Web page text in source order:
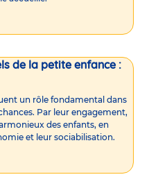
de la petite enfance :
un rôle fondamental dans
Par leur engagement,
des enfants, en
et leur sociabilisation.